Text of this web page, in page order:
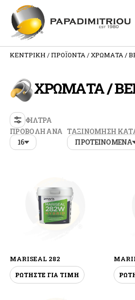
ΚΕΝΤΡΙΚΗ ΠΡΟΪΟΝΤΑ ΧΡΩΜΑΤΑ /
ΧΡΩΜΑΤΑ /
ΦΙΛΤΡΑ
ΠΡΟΒΟΛΗ ΑΝΑ
16
ΤΑΞΙΝΟΜΗΣΗ
ΠΡΟΤΕΙΝΟΜΕΝΑ
MARISEAL 282
ΡΩΤΗΣΤΕ ΓΙΑ ΤΙΜΗ